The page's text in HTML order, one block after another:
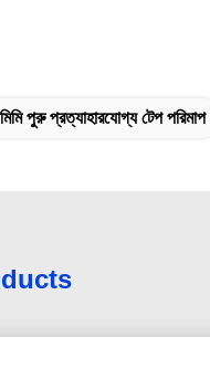
পুরু প্রত্যাহারযোগ্য টেপ পরিমাপ